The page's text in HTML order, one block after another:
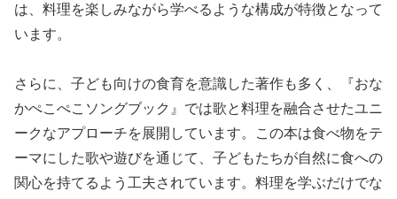
は、料理を楽しみながら学べるような構成が特徴となって
います。
さらに、子ども向けの食育を意識した著作も多く、『おな
かぺこぺこソングブック』では歌と料理を融合させたユニ
ークなアプローチを展開しています。この本は食べ物をテ
ーマにした歌や遊びを通じて、子どもたちが自然に食への
関心を持てるよう工夫されています。料理を学ぶだけでな